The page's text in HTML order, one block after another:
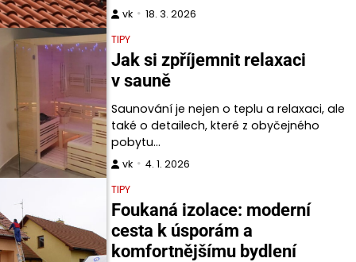
vk
18. 3. 2026
TIPY
Jak si zpříjemnit relaxaci
v sauně
Saunování je nejen o teplu a relaxaci, ale
také o detailech, které z obyčejného
pobytu…
vk
4. 1. 2026
TIPY
Foukaná izolace: moderní
cesta k úsporám a
komfortnějšímu bydlení